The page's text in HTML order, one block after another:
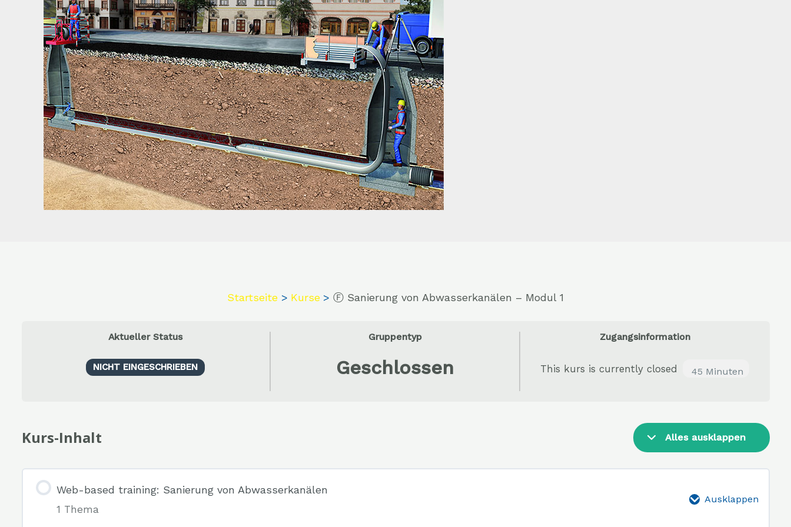
Startseite Kurse Ⓕ Sanierung von Abwasserkanälen – Modul 1
Aktueller Status
NICHT EINGESCHRIEBEN
Gruppentyp
Geschlossen
Zugangsinformation
This kurs is currently closed 45 Minuten
Kurs-Inhalt Alles ausklappen
Web-based training: Sanierung von Abwasserkanälen
1 Thema
Ausklappen